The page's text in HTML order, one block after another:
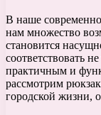
В наше
нам множество
становится
соответствовать
практичным и
рассмотрим
городской жизни,